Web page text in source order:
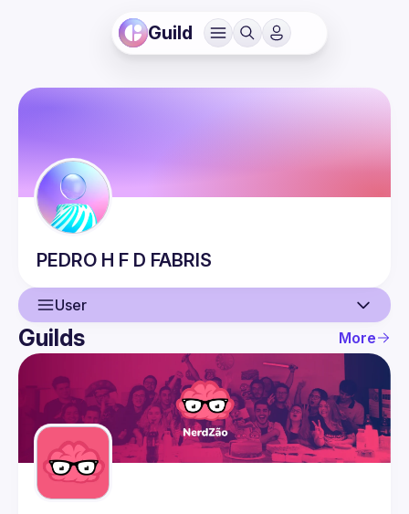
Guild
PEDRO H F D FABRIS
User
User
Events
Guilds
Guilds More